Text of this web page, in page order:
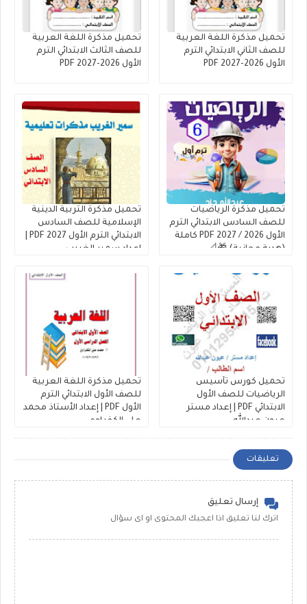
تحميل مذكرة اللغة العربية
للصف الثاني الابتدائي الترم
الأول 2026-2027 PDF
تحميل مذكرة اللغة العربية
للصف الثالث الابتدائي الترم
الأول 2026-2027 PDF
تحميل مذكرة الرياضيات
للصف السادس الابتدائي الترم
الأول 2026 / 2027 PDF كاملة
(هدية مجانية) 🎁📐
تحميل مذكرة التربية الدينية
الإسلامية للصف السادس
الابتدائي الترم الأول 2027 PDF |
إعداد سمير الغريب
تحميل كورس تأسيس
الرياضيات للصف الأول
الابتدائي PDF | إعداد مستر
عيون عبدالله
تحميل مذكرة اللغة العربية
للصف الأول الابتدائي الترم
الأول PDF | إعداد الأستاذ محمد
علي الكفراوي
تعليقات
إرسال تعليق
اترك لنا تعليق اذا اعجبك المحتوى او اى سؤال